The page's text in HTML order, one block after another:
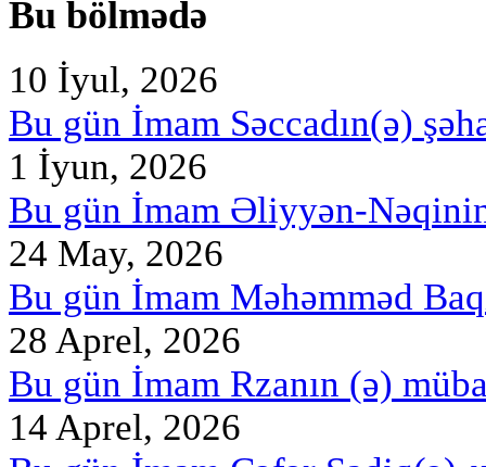
Bu bölmədə
10 İyul, 2026
Bu gün İmam Səccadın(ə)
1 İyun, 2026
Bu gün İmam Əliyyən-
24 May, 2026
Bu gün İmam Məhəmməd
28 Aprel, 2026
Bu gün İmam Rzanın (ə)
14 Aprel, 2026